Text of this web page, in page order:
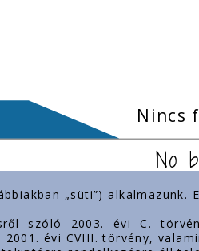
Nincs
No
Fontos linkek
Rólunk
„süti”)
szóló 2003. évi C.
évi CVIII. törvény,